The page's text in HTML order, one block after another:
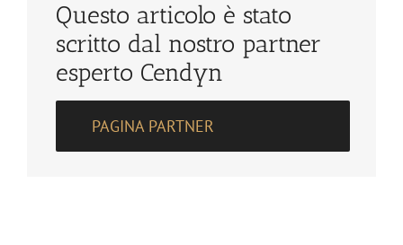
Questo articolo è stato
scritto dal nostro partner
esperto Cendyn
PAGINA PARTNER